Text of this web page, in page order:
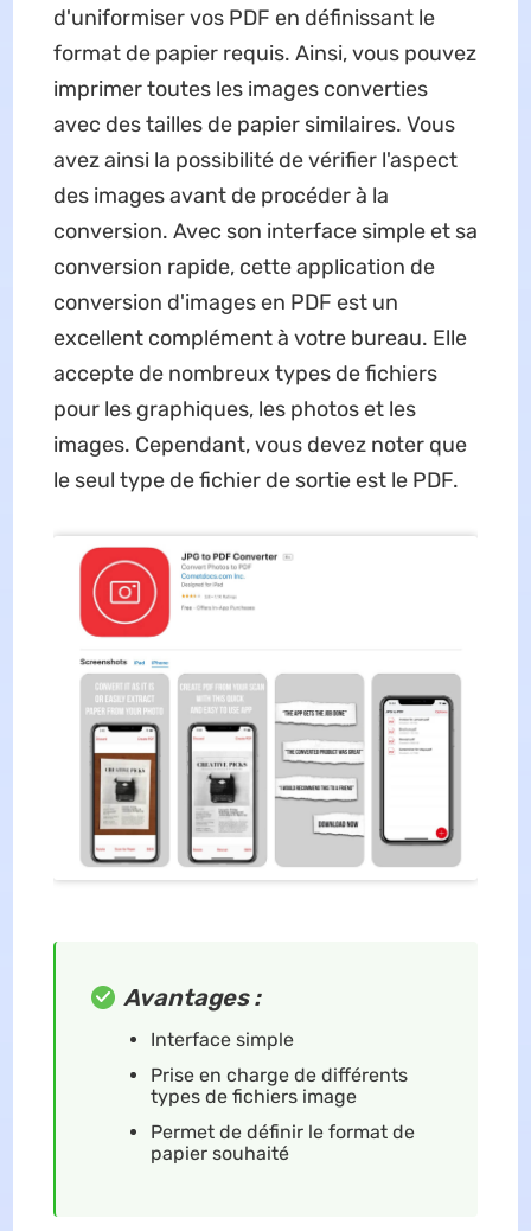
d'uniformiser vos PDF en définissant le
format de papier requis. Ainsi, vous pouvez
imprimer toutes les images converties
avec des tailles de papier similaires. Vous
avez ainsi la possibilité de vérifier l'aspect
des images avant de procéder à la
conversion. Avec son interface simple et sa
conversion rapide, cette application de
conversion d'images en PDF est un
excellent complément à votre bureau. Elle
accepte de nombreux types de fichiers
pour les graphiques, les photos et les
images. Cependant, vous devez noter que
le seul type de fichier de sortie est le PDF.
Avantages :
Interface simple
Prise en charge de différents
types de fichiers image
Permet de définir le format de
papier souhaité